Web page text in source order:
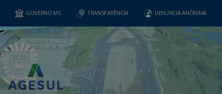
GOVERNO MS TRANSPARÊNCIA DENUNCIA ANÔNIMA